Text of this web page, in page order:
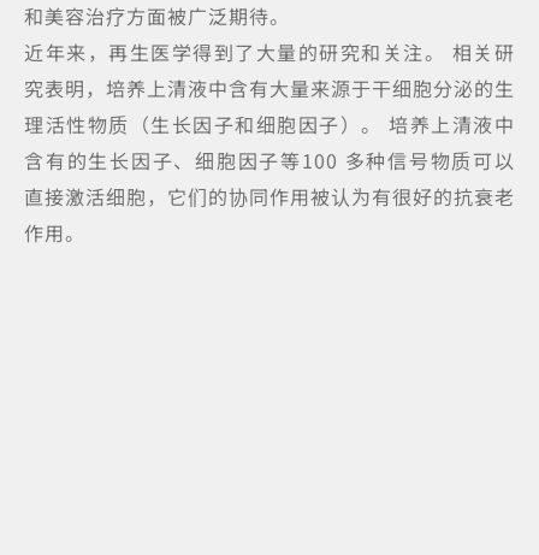
和美容治疗方面被广泛期待。
近年来，再生医学得到了大量的研究和关注。 相关研
究表明，培养上清液中含有大量来源于干细胞分泌的生
理活性物质（生长因子和细胞因子）。 培养上清液中
含有的生长因子、细胞因子等100 多种信号物质可以
直接激活细胞，它们的协同作用被认为有很好的抗衰老
作用。